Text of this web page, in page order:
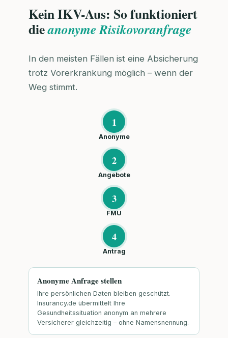
Kein IKV-Aus: So funktioniert
dieanonyme Risikovoranfrage
In den meisten Fällen ist eine Absicherung
trotz Vorerkrankung möglich – wenn der
Weg stimmt.
1
Anonyme
2
Angebote
3
FMU
4
Antrag
Anonyme Anfrage stellen
Ihre persönlichen Daten bleiben geschützt.
Insurancy.de übermittelt Ihre
Gesundheitssituation anonym an mehrere
Versicherer gleichzeitig – ohne Namensnennung.